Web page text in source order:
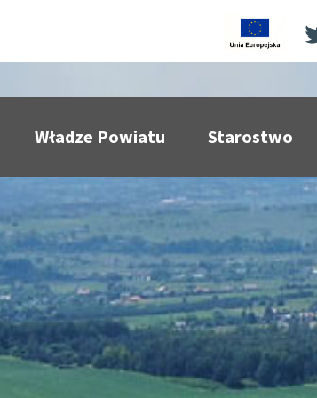
podmenu dlapokaż podmenu dla
Władze Powiatu pokaż
Starostwo